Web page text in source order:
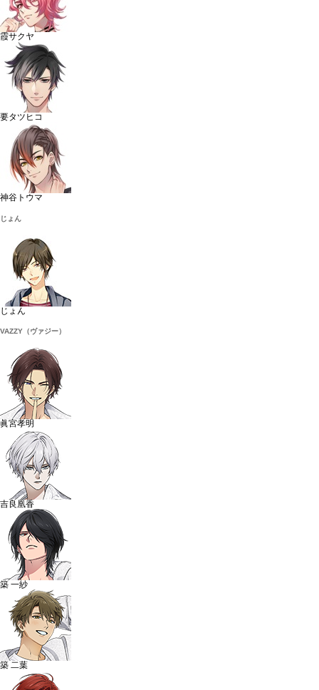
霞サクヤ
要タツヒコ
神谷トウマ
じょん
じょん
VAZZY（ヴァジー）
眞宮孝明
吉良凰香
築 一紗
築 二葉